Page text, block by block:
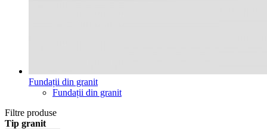
Fundații din granit
Fundații din granit
Filtre produse
Tip granit